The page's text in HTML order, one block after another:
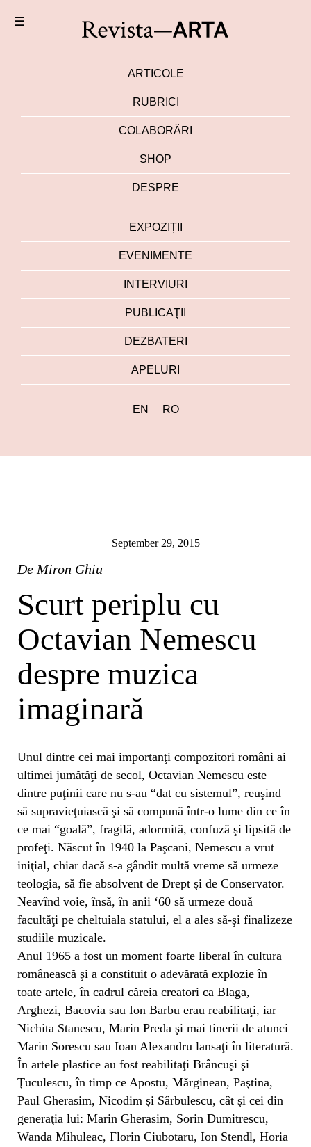
☰
ARTICOLE
RUBRICI
COLABORĂRI
SHOP
DESPRE
EXPOZIȚII
EVENIMENTE
INTERVIURI
PUBLICAŢII
DEZBATERI
APELURI
EN RO
September 29, 2015
De Miron Ghiu
Scurt periplu cu
Octavian Nemescu
despre muzica
imaginară
Unul dintre cei mai importanţi compozitori români ai
ultimei jumătăţi de secol, Octavian Nemescu este
dintre puţinii care nu s-au “dat cu sistemul”, reuşind
să supravieţuiască şi să compună într-o lume din ce în
ce mai “goală”, fragilă, adormită, confuză şi lipsită de
profeţi. Născut în 1940 la Paşcani, Nemescu a vrut
iniţial, chiar dacă s-a gândit multă vreme să urmeze
teologia, să fie absolvent de Drept şi de Conservator.
Neavînd voie, însă, în anii ‘60 să urmeze două
facultăţi pe cheltuiala statului, el a ales să-şi finalizeze
studiile muzicale.
Anul 1965 a fost un moment foarte liberal în cultura
românească şi a constituit o adevărată explozie în
toate artele, în cadrul căreia creatori ca Blaga,
Arghezi, Bacovia sau Ion Barbu erau reabilitaţi, iar
Nichita Stanescu, Marin Preda şi mai tinerii de atunci
Marin Sorescu sau Ioan Alexandru lansaţi în literatură.
În artele plastice au fost reabilitaţi Brâncuşi şi
Ţuculescu, în timp ce Apostu, Mărginean, Paştina,
Paul Gherasim, Nicodim şi Sârbulescu, cât şi cei din
generaţia lui: Marin Gherasim, Sorin Dumitrescu,
Wanda Mihuleac, Florin Ciubotaru, Ion Stendl, Horia